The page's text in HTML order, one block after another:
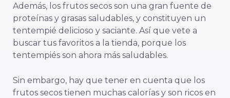
Además, los frutos secos son una gran fuente de
proteínas y grasas saludables, y constituyen un
tentempié delicioso y saciante. Así que vete a
buscar tus favoritos a la tienda, porque los
tentempiés son ahora más saludables.
Sin embargo, hay que tener en cuenta que los
frutos secos tienen muchas calorías y son ricos en